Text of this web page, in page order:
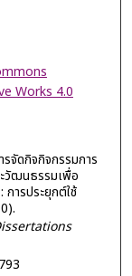
Works 4.0
จัดกิจกิจกรรมการ
วัฒนธรรมเพื่อ
ารประยุกต์ใช้